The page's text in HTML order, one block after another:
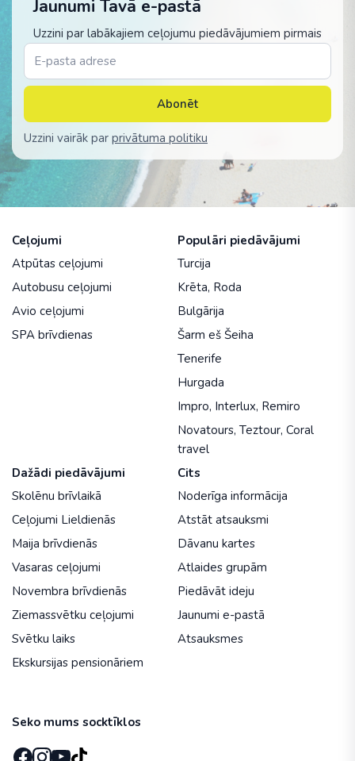
Jaunumi Tavā e-pastā
Uzzini par labākajiem ceļojumu piedāvājumiem pirmais
Abonēt
Uzzini vairāk par privātuma politiku
Ceļojumi
Atpūtas ceļojumi
Autobusu ceļojumi
Avio ceļojumi
SPA brīvdienas
Populāri piedāvājumi
Turcija
Krēta, Roda
Bulgārija
Šarm eš Šeiha
Tenerife
Hurgada
Impro, Interlux, Remiro
Novatours, Teztour, Coral
travel
Dažādi piedāvājumi
Skolēnu brīvlaikā
Ceļojumi Lieldienās
Maija brīvdienās
Vasaras ceļojumi
Novembra brīvdienās
Ziemassvētku ceļojumi
Svētku laiks
Ekskursijas pensionāriem
Cits
Noderīga informācija
Atstāt atsauksmi
Dāvanu kartes
Atlaides grupām
Piedāvāt ideju
Jaunumi e-pastā
Atsauksmes
Seko mums socktīklos